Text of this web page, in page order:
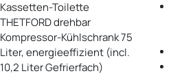
Kassetten-Toilette
THETFORD drehbar
Kompressor-Kühlschrank 75
Liter, energieeffizient (incl.
10,2 Liter Gefrierfach)